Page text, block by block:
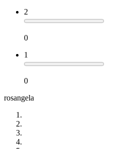
2
0
1
0
rosangela